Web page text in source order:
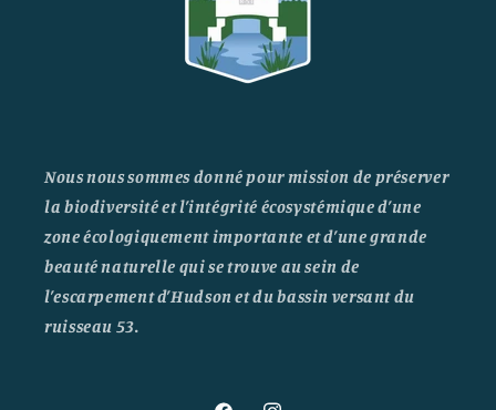
Nous nous sommes donné pour mission de préserver
la biodiversité et l’intégrité écosystémique d’une
zone écologiquement importante et d’une grande
beauté naturelle qui se trouve au sein de
l’escarpement d’Hudson et du bassin versant du
ruisseau 53.